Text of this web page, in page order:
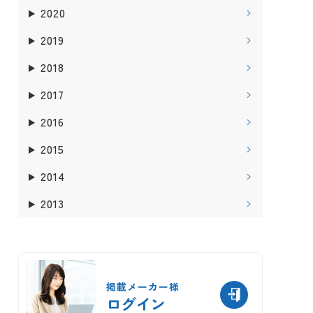
2020
2019
2018
2017
2016
2015
2014
2013
掲載メーカー様
ログイン